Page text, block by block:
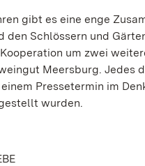
gibt es eine enge
den Schlössern und
um zwei
Meersburg. Jedes
Pressetermin im
wurden.